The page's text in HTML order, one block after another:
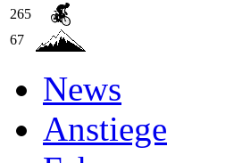
265
67
News
Anstiege